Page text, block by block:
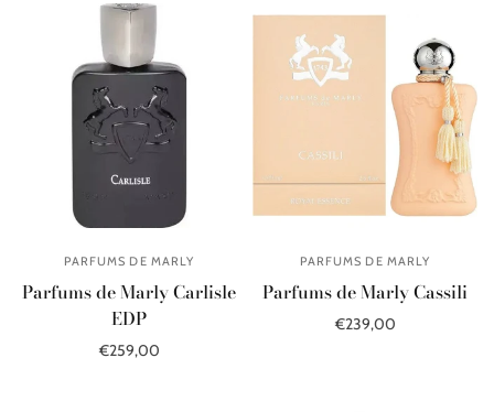
PARFUMS DE MARLY
Parfums de Marly Carlisle
EDP
€259,00
PARFUMS DE MARLY
Parfums de Marly Cassili
€239,00